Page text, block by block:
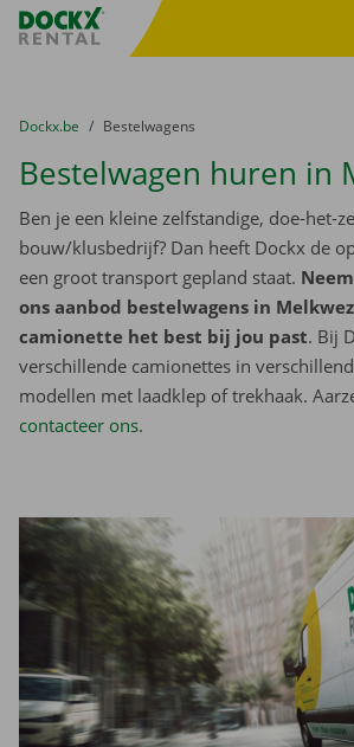
Fratello DEMO
U bevindt zich hier:
van
Dockx.be naar
Bestelwagens
Bestelwagen huren in
Ben je een kleine zelfstandige, doe-het-
bouw/klusbedrijf? Dan heeft Dockx de
een groot transport gepland staat.
ons aanbod bestelwagens in
camionette het best bij jou past. Bij
verschillende camionettes in
modellen met laadklep of trekhaak.
contacteer ons.